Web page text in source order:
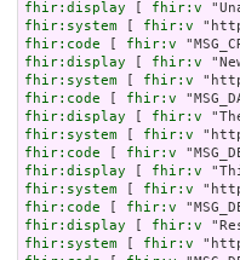
fhir:display [ fhir:v
fhir:system [ fhir:v
fhir:code [ fhir:v
fhir:display [ fhir:v
fhir:system [ fhir:v
fhir:code [ fhir:v
fhir:display [ fhir:v
fhir:system [ fhir:v
fhir:code [ fhir:v
fhir:display [ fhir:v
fhir:system [ fhir:v
fhir:code [ fhir:v
fhir:display [ fhir:v
fhir:system [ fhir:v